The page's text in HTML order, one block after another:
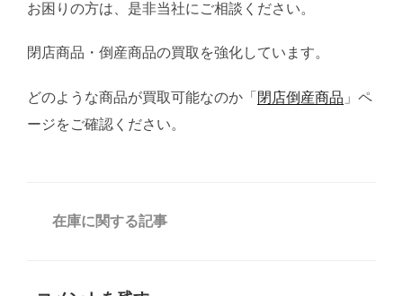
お困りの方は、是非当社にご相談ください。
閉店商品・倒産商品の買取を強化しています。
どのような商品が買取可能なのか「 閉店倒産商品 」ペ
ージをご確認ください。
カ
在庫に関する記事